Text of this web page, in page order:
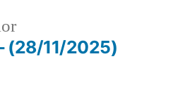
Entrada
anterior:
(28/11/2025)